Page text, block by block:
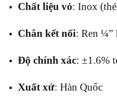
Chất liệu vỏ: Inox
Chân kết nối: Ren ¼”
Độ chính xác: ±1.6%
Xuất xứ: Hàn Quốc